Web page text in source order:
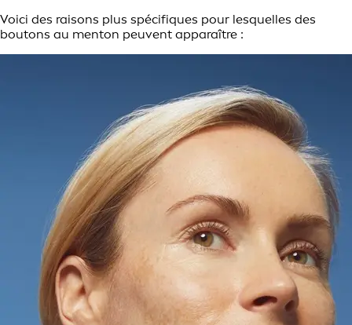
Voici des raisons plus spécifiques pour lesquelles des
boutons au menton peuvent apparaître :